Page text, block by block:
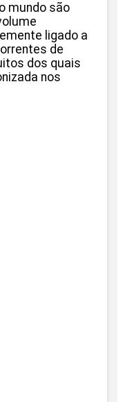
mundo são
ligado a
de
dos quais
nos